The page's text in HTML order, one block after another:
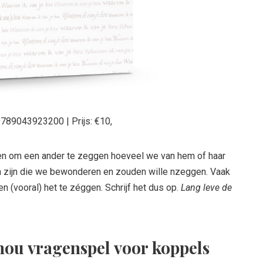
| Prijs: €10,
om een ander te zeggen hoeveel we van hem of haar
die we bewonderen en zouden wille nzeggen. Vaak
(vooral) het te zéggen. Schrijf het dus op. Lang leve de
vragenspel voor koppels